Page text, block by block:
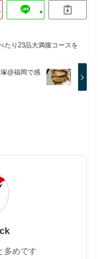
たり23品大満腹コースを
@福岡で感
多めです